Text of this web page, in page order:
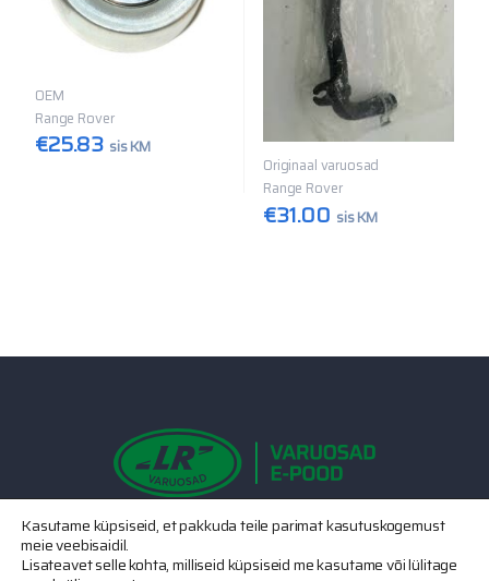
OEM
Range Rover
€25.83 sis KM
Originaal varuosad
Range Rover
€31.00 sis KM
Võta meiega ühendust
Kasutame küpsiseid, et pakkuda teile parimat kasutuskogemust
meie veebisaidil.
Lisateavet selle kohta, milliseid küpsiseid me kasutame või lülitage